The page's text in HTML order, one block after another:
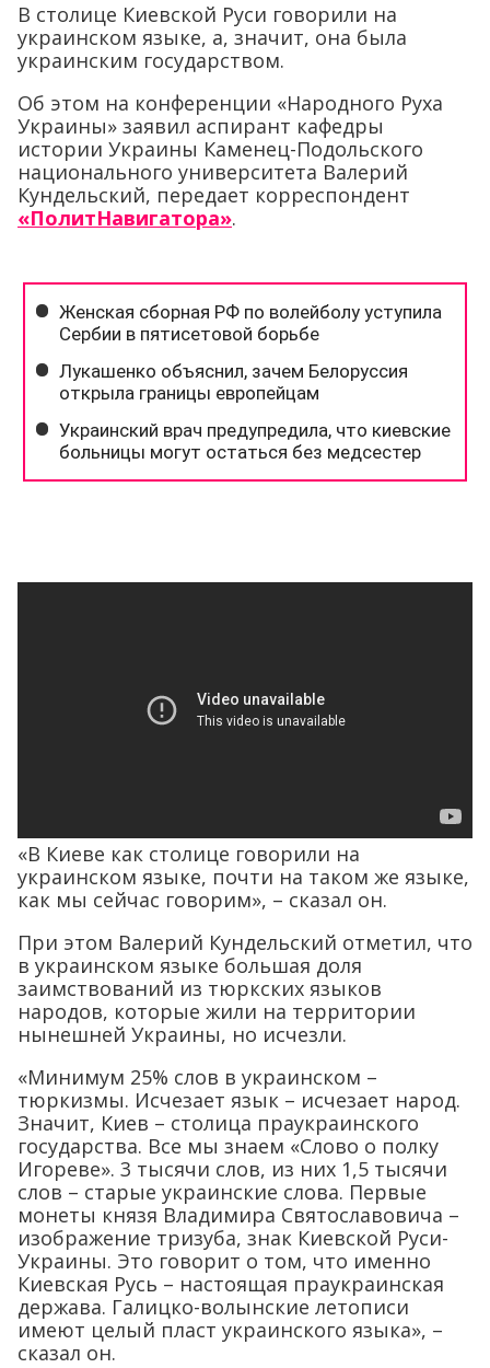
В столице Киевской Руси говорили на
украинском языке, а, значит, она была
украинским государством.
Об этом на конференции «Народного Руха
Украины» заявил аспирант кафедры
истории Украины Каменец-Подольского
национального университета Валерий
Кундельский, передает корреспондент
«ПолитНавигатора».
«В Киеве как столице говорили на
украинском языке, почти на таком же языке,
как мы сейчас говорим», – сказал он.
При этом Валерий Кундельский отметил, что
в украинском языке большая доля
заимствований из тюркских языков
народов, которые жили на территории
нынешней Украины, но исчезли.
«Минимум 25% слов в украинском –
тюркизмы. Исчезает язык – исчезает народ.
Значит, Киев – столица праукраинского
государства. Все мы знаем «Слово о полку
Игореве». 3 тысячи слов, из них 1,5 тысячи
слов – старые украинские слова. Первые
монеты князя Владимира Святославовича –
изображение тризуба, знак Киевской Руси-
Украины. Это говорит о том, что именно
Киевская Русь – настоящая праукраинская
держава. Галицко-волынские летописи
имеют целый пласт украинского языка», –
сказал он.